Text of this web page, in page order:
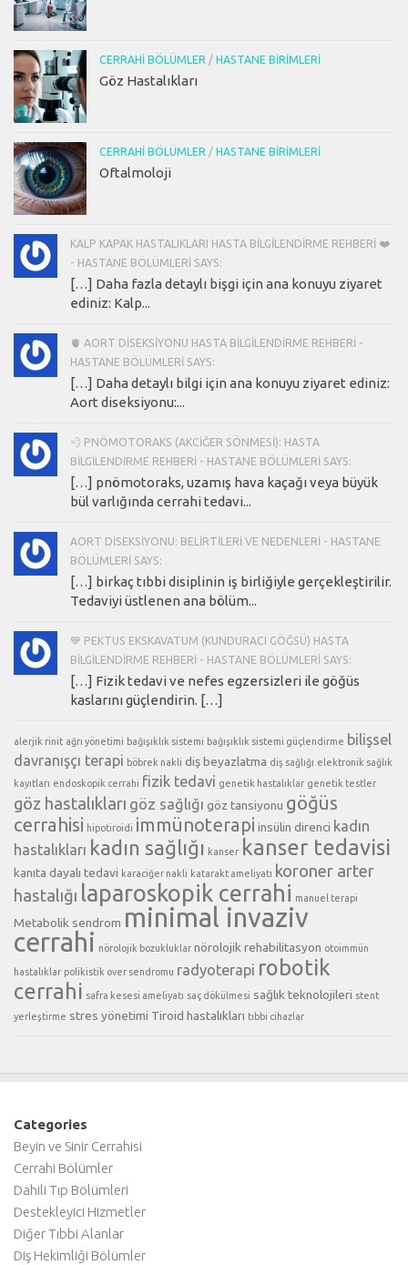
CERRAHI BÖLÜMLER / HASTANE BIRIMLERI
Göz Hastalıkları
CERRAHI BÖLÜMLER / HASTANE BIRIMLERI
Oftalmoloji
KALP KAPAK HASTALIKLARI HASTA BILGILENDIRME REHBERI ❤️
- HASTANE BÖLÜMLERI SAYS:
[…] Daha fazla detaylı bişgi için ana konuyu ziyaret
ediniz: Kalp...
🫀 AORT DISEKSIYONU HASTA BILGILENDIRME REHBERI -
HASTANE BÖLÜMLERI SAYS:
[…] Daha detaylı bilgi için ana konuyu ziyaret ediniz:
Aort diseksiyonu:...
💨 PNÖMOTORAKS (AKCIĞER SÖNMESI): HASTA
BILGILENDIRME REHBERI - HASTANE BÖLÜMLERI SAYS:
[…] pnömotoraks, uzamış hava kaçağı veya büyük
bül varlığında cerrahi tedavi...
AORT DISEKSIYONU: BELIRTILERI VE NEDENLERI - HASTANE
BÖLÜMLERI SAYS:
[…] birkaç tıbbi disiplinin iş birliğiyle gerçekleştirilir.
Tedaviyi üstlenen ana bölüm...
💙 PEKTUS EKSKAVATUM (KUNDURACI GÖĞSÜ) HASTA
BILGILENDIRME REHBERI - HASTANE BÖLÜMLERI SAYS:
[…] Fizik tedavi ve nefes egzersizleri ile göğüs
kaslarını güçlendirin. […]
alerjik rinit ağrı yönetimi bağışıklık sistemi bağışıklık sistemi güçlendirme bilişsel
davranışçı terapi böbrek nakli diş beyazlatma diş sağlığı elektronik sağlık
kayıtları endoskopik cerrahi fizik tedavi genetik hastalıklar genetik testler
göz hastalıkları göz sağlığı göz tansiyonu göğüs
cerrahisi hipotiroidi immünoterapi insülin direnci kadın
hastalıkları kadın sağlığı kanser kanser tedavisi
kanıta dayalı tedavi karaciğer nakli katarakt ameliyatı koroner arter
hastalığı laparoskopik cerrahi manuel terapi
Metabolik sendrom minimal invaziv
cerrahi nörolojik bozukluklar nörolojik rehabilitasyon otoimmün
hastalıklar polikistik over sendromu radyoterapi robotik
cerrahi safra kesesi ameliyatı saç dökülmesi sağlık teknolojileri stent
yerleştirme stres yönetimi Tiroid hastalıkları tıbbi cihazlar
Categories
Beyin ve Sinir Cerrahisi
Cerrahi Bölümler
Dahili Tıp Bölümleri
Destekleyici Hizmetler
Diğer Tıbbi Alanlar
Diş Hekimliği Bölümler